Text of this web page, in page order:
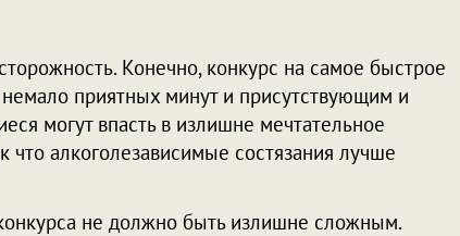
Конечно, конкурс на самое быстрое
приятных минут и присутствующим и
могут впасть в излишне мечтательное
что алкоголезависимые состязания лучше
не должно быть излишне сложным.